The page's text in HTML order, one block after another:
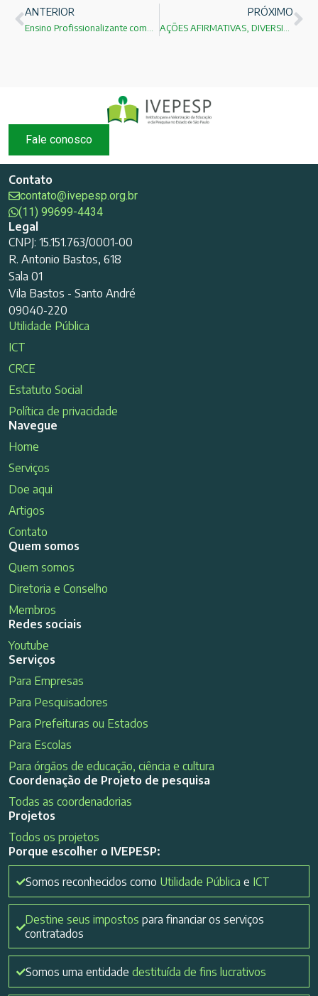
ANTERIOR PRÓXIMO
Fale conosco
Contato
contato@ivepesp.org.br
(11) 99699-4434
Legal
CNPJ: 15.151.763/0001-00
R. Antonio Bastos, 618
Sala 01
Vila Bastos - Santo André
09040-220
Utilidade Pública
ICT
CRCE
Estatuto Social
Política de privacidade
Navegue
Home
Serviços
Doe aqui
Artigos
Contato
Quem somos
Quem somos
Diretoria e Conselho
Membros
Redes sociais
Youtube
Serviços
Para Empresas
Para Pesquisadores
Para Prefeituras ou Estados
Para Escolas
Para órgãos de educação, ciência e cultura
Coordenação de Projeto de pesquisa
Todas as coordenadorias
Projetos
Todos os projetos
Porque escolher o IVEPESP:
Somos reconhecidos como Utilidade Pública e ICT
Destine seus impostos para financiar os serviços
contratados
Somos uma entidade destituída de fins lucrativos